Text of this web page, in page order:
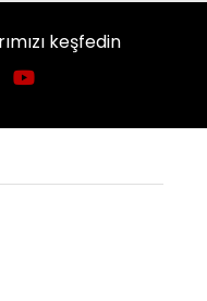
keşfedin